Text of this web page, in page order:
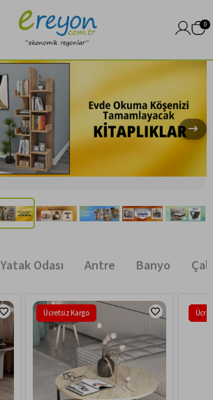
0
Yatak Odası Antre Banyo
Ücretsiz Kargo